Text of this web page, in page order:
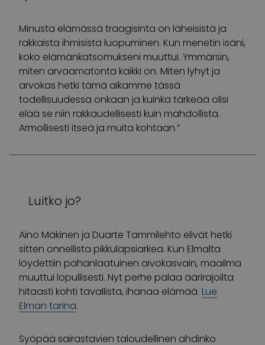
Minusta elämässä traagisinta on läheisistä ja
rakkaista ihmisistä luopuminen. Kun menetin isäni,
koko elämänkatsomukseni muuttui. Ymmärsin,
miten arvaamatonta kaikki on. Miten lyhyt ja
arvokas hetki tämä aikamme tässä
todellisuudessa onkaan ja kuinka tärkeää olisi
elää se niin rakkaudellisesti kuin mahdollista.
Armollisesti itseä ja muita kohtaan.”
Luitko jo?
Aino Mäkinen ja Duarte Tammilehto elivät hetki
sitten onnellista pikkulapsiarkea. Kun Elmalta
löydettiin pahanlaatuinen aivokasvain, maailma
muuttui lopullisesti. Nyt perhe palaa äärirajoilta
hitaasti kohti tavallista, ihanaa elämää. Lue
Elman tarina.
Syöpää sairastavien taloudellinen ahdinko